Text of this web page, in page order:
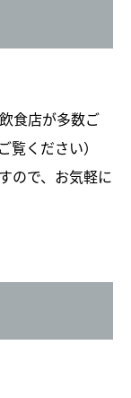
食店が多数ご
覧ください）
ので、お気軽に